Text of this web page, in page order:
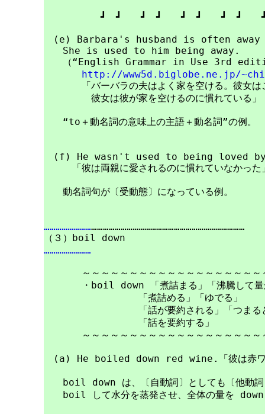
┛　┛　　┛　┛　　┛　┛　　┛　┛　　
(e) Barbara's husband is often
She is used to him being away.
（“English Grammar in Use 3rd
http://www5d.biglobe.ne.jp/
「バーバラの夫はよく家を空ける。彼女はこ
彼女は彼が家を空けるのに慣れている」
“to＋動名詞の意味上の主語＋動名詞”の例。
(f) He wasn't used to being loved
「彼は両親に愛されるのに慣れていなかった
動名詞句が〔受動態〕になっている例。
…………………………………………………………………………………………
……………………
～～～～～～～～～～～～～～～～～～～
・boil down 「煮詰まる」「沸騰して量
「煮詰める」「ゆでる」
「話が要約される」「つまると
「話を要約する」
～～～～～～～～～～～～～～～～～～～
(a) He boiled down red wine.「彼は赤ワ
boil down は、〔自動詞〕としても〔他動詞
boil して水分を蒸発させ、全体の量を down